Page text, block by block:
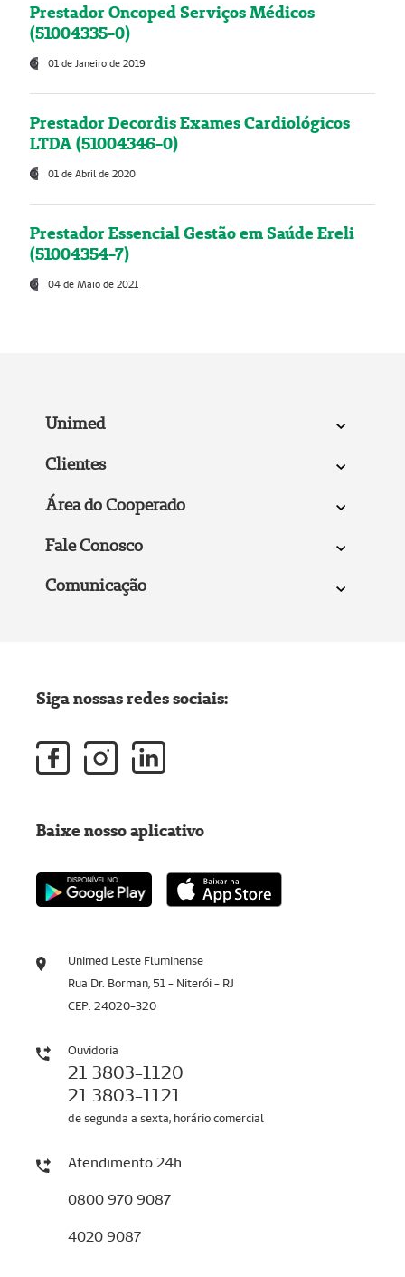
Prestador Oncoped Serviços Médicos
(51004335-0)
01 de Janeiro de 2019
Prestador Decordis Exames Cardiológicos
LTDA (51004346-0)
01 de Abril de 2020
Prestador Essencial Gestão em Saúde Ereli
(51004354-7)
04 de Maio de 2021
Unimed
Clientes
Área do Cooperado
Fale Conosco
Comunicação
Unimed Leste Fluminense
Rua Dr. Borman, 51 - Niterói - RJ
CEP: 24020-320
Ouvidoria
21 3803-1120
21 3803-1121
de segunda a sexta, horário comercial
Atendimento 24h
0800 970 9087
4020 9087
Siga nossas redes sociais:
Baixe nosso aplicativo